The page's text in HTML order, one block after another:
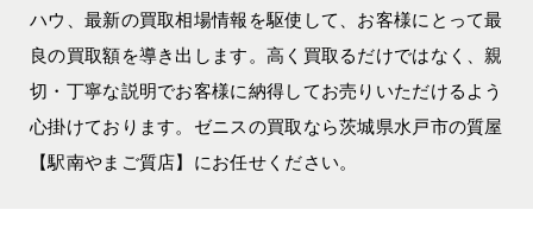
ハウ、最新の買取相場情報を駆使して、お客様にとって最
良の買取額を導き出します。高く買取るだけではなく、親
切・丁寧な説明でお客様に納得してお売りいただけるよう
心掛けております。ゼニスの買取なら茨城県水戸市の質屋
【駅南やまご質店】にお任せください。